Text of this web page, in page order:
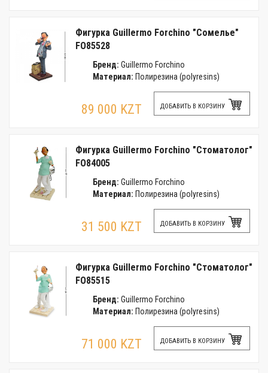
Фигурка Guillermo Forchino "Сомелье"
FO85528
Бренд: Guillermo Forchino
Материал: Полирезина (polyresins)
89 000 KZT ДОБАВИТЬ В КОРЗИНУ
Фигурка Guillermo Forchino "Стоматолог"
FO84005
Бренд: Guillermo Forchino
Материал: Полирезина (polyresins)
31 500 KZT ДОБАВИТЬ В КОРЗИНУ
Фигурка Guillermo Forchino "Стоматолог"
FO85515
Бренд: Guillermo Forchino
Материал: Полирезина (polyresins)
71 000 KZT ДОБАВИТЬ В КОРЗИНУ